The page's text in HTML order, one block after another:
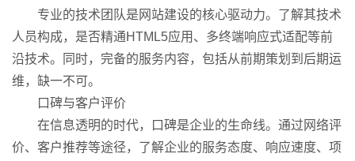
专业的技术团队是网站建设的核心驱动力。了解其技术
人员构成，是否精通HTML5应用、多终端响应式适配等前
沿技术。同时，完备的服务内容，包括从前期策划到后期运
维，缺一不可。
口碑与客户评价
在信息透明的时代，口碑是企业的生命线。通过网络评
价、客户推荐等途径，了解企业的服务态度、响应速度、项